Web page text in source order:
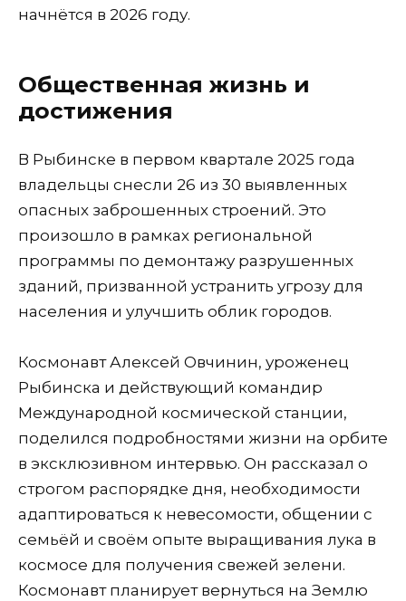
начнётся в 2026 году.
Общественная жизнь и
достижения
В Рыбинске в первом квартале 2025 года
владельцы снесли 26 из 30 выявленных
опасных заброшенных строений. Это
произошло в рамках региональной
программы по демонтажу разрушенных
зданий, призванной устранить угрозу для
населения и улучшить облик городов.
Космонавт Алексей Овчинин, уроженец
Рыбинска и действующий командир
Международной космической станции,
поделился подробностями жизни на орбите
в эксклюзивном интервью. Он рассказал о
строгом распорядке дня, необходимости
адаптироваться к невесомости, общении с
семьёй и своём опыте выращивания лука в
космосе для получения свежей зелени.
Космонавт планирует вернуться на Землю